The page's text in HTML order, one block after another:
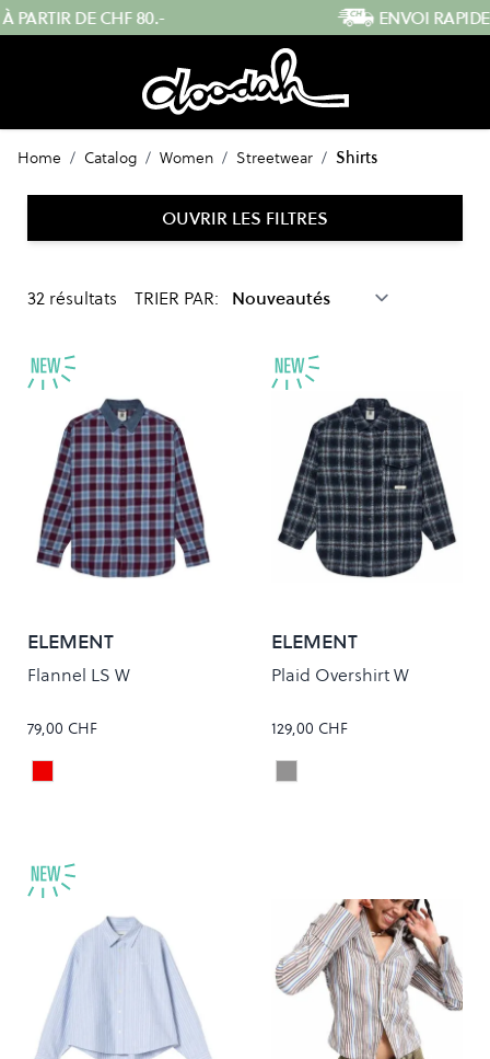
Skip to Content ENVOI RAPIDE DEPUIS LA SUISSE
Home / Catalog / Women / Streetwear / Shirts
OUVRIR LES FILTRES
32 résultats TRIER PAR:
ELEMENT
Flannel LS W
79,00 CHF
Colour
ZINFANDEL CHECKS
ELEMENT
Plaid Overshirt W
129,00 CHF
Colour
BRUSHED PLAID DARK